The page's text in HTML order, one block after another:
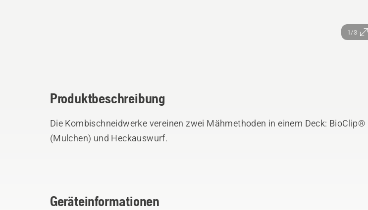
1/3
Produktbeschreibung
Die Kombischneidwerke vereinen zwei Mähmethoden in einem Deck: BioClip®
(Mulchen) und Heckauswurf.
Geräteinformationen